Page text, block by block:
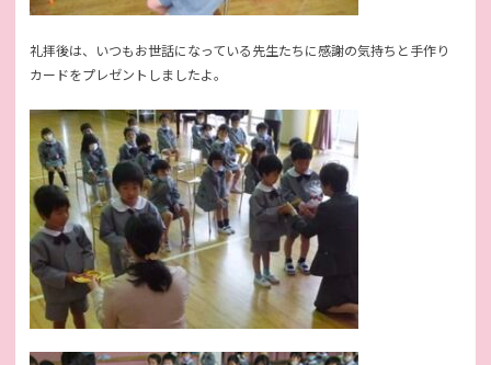
礼拝後は、いつもお世話になっている先生たちに感謝の気持ちと手作り
カードをプレゼントしましたよ。